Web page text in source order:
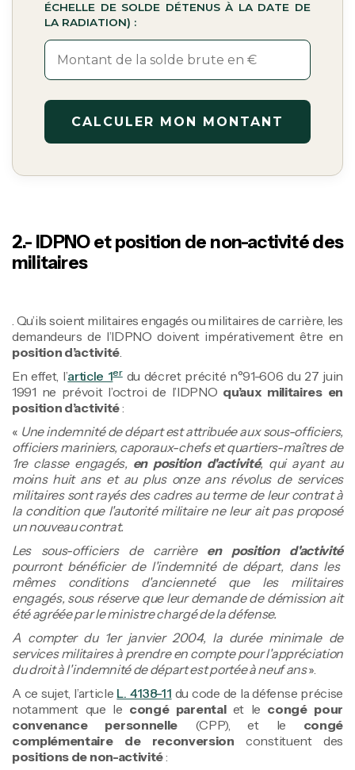
ÉCHELLE DE SOLDE DÉTENUS À LA DATE DE
LA RADIATION) :
CALCULER MON MONTANT
2.- IDPNO et position de non-activité des
militaires
. Qu’ils soient militaires engagés ou militaires de carrière, les
demandeurs de l’IDPNO doivent impérativement être en
position d’activité.
En effet, l’article 1erdu décret précité n°91-606 du 27 juin
1991 ne prévoit l’octroi de l’IDPNO qu’aux militaires en
position d’activité:
« Une indemnité de départ est attribuée aux sous-officiers,
officiers mariniers, caporaux-chefs et quartiers-maîtres de
1re classe engagés, en position d'activité, qui ayant au
moins huit ans et au plus onze ans révolus de services
militaires sont rayés des cadres au terme de leur contrat à
la condition que l'autorité militaire ne leur ait pas proposé
un nouveau contrat.
Les sous-officiers de carrière en position d'activité
pourront bénéficier de l'indemnité de départ, dans les
mêmes conditions d'ancienneté que les militaires
engagés, sous réserve que leur demande de démission ait
été agréée par le ministre chargé de la défense.
A compter du 1er janvier 2004, la durée minimale de
services militaires à prendre en compte pour l'appréciation
du droit à l'indemnité de départ est portée à neuf ans».
A ce sujet, l’article L. 4138-11 du code de la défense précise
notamment que le congé parental et le congé pour
convenance personnelle(CPP), et le congé
complémentaire de reconversionconstituent des
positions de non-activité: